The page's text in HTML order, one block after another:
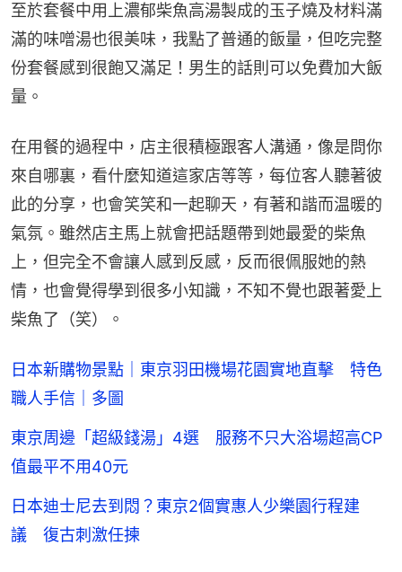
至於套餐中用上濃郁柴魚高湯製成的玉子燒及材料滿
滿的味噌湯也很美味，我點了普通的飯量，但吃完整
份套餐感到很飽又滿足！男生的話則可以免費加大飯
量。
在用餐的過程中，店主很積極跟客人溝通，像是問你
來自哪裏，看什麼知道這家店等等，每位客人聽著彼
此的分享，也會笑笑和一起聊天，有著和諧而温暖的
氣氛。雖然店主馬上就會把話題帶到她最愛的柴魚
上，但完全不會讓人感到反感，反而很佩服她的熱
情，也會覺得學到很多小知識，不知不覺也跟著愛上
柴魚了（笑）。
日本新購物景點｜東京羽田機場花園實地直擊 特色
職人手信｜多圖
東京周邊「超級錢湯」4選 服務不只大浴場超高CP
值最平不用40元
日本迪士尼去到悶？東京2個實惠人少樂園行程建
議 復古刺激任揀